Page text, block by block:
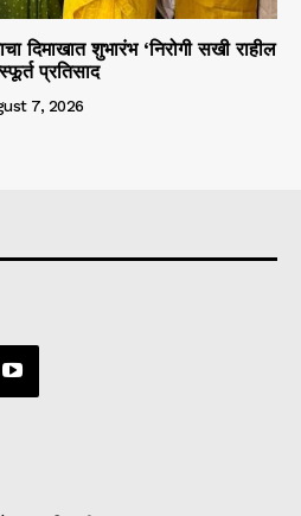
दिमाखात शुभारंभ ‘निरोगी सखी राहील
प्रतिसाद
7, 2026